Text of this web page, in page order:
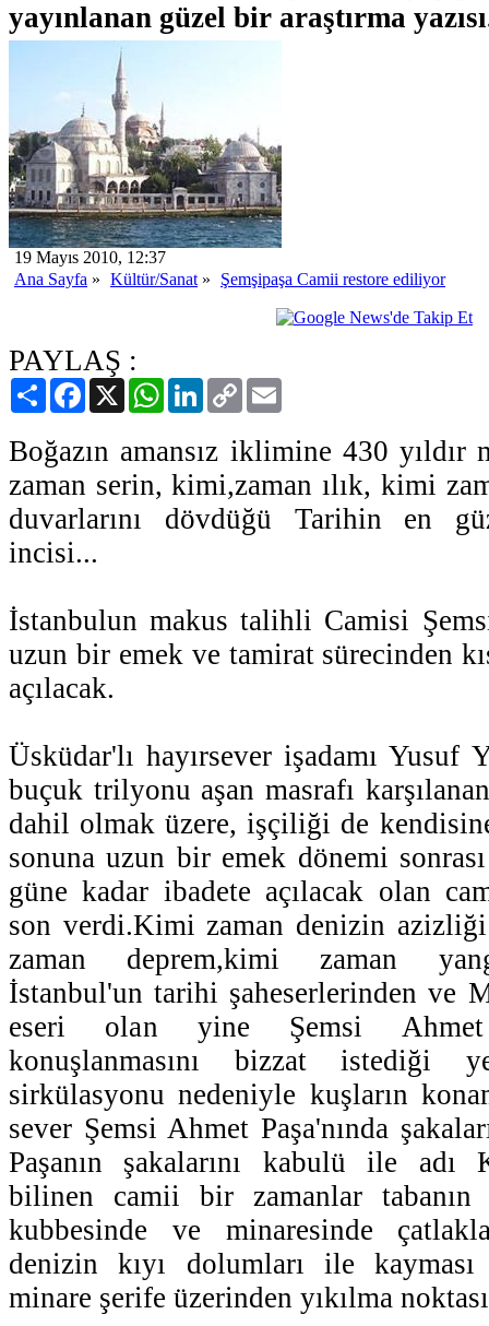
yayınlanan güzel bir araştırma
19 Mayıs 2010, 12:37
Ana Sayfa » Kültür/Sanat » Şemşipaşa Camii restore ediliyor
PAYLAŞ :
PaylaşFacebook
X WhatsAppLinkedIn
Copy
Link
Boğazın amansız iklimine 430
zaman serin, kimi,zaman ılık, kimi
duvarlarını dövdüğü Tarihin en
incisi...
İstanbulun makus talihli Camisi
uzun bir emek ve tamirat sürecinden
açılacak.
Üsküdar'lı hayırsever işadamı Yusuf
buçuk trilyonu aşan masrafı
dahil olmak üzere, işçiliği de
sonuna uzun bir emek dönemi
güne kadar ibadete açılacak olan
son verdi.Kimi zaman denizin
zaman deprem,kimi zaman
İstanbul'un tarihi şaheserlerinden ve
eseri olan yine Şemsi Ahmet
konuşlanmasını bizzat istediği
sirkülasyonu nedeniyle kuşların
sever Şemsi Ahmet Paşa'nında
Paşanın şakalarını kabulü ile adı
bilinen camii bir zamanlar tabanın
kubbesinde ve minaresinde
denizin kıyı dolumları ile
minare şerife üzerinden yıkılma